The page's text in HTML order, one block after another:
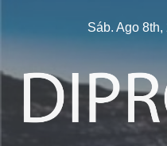
Sáb. Ago 8th,